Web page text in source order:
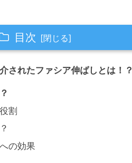
目次
されたファシア伸ばしとは！？
割
の効果